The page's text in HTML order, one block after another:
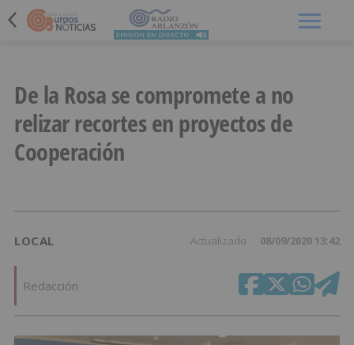
De la Rosa se compromete a no
relizar recortes en proyectos de
Cooperación
LOCAL Actualizado 08/09/2020 13:42
Redacción